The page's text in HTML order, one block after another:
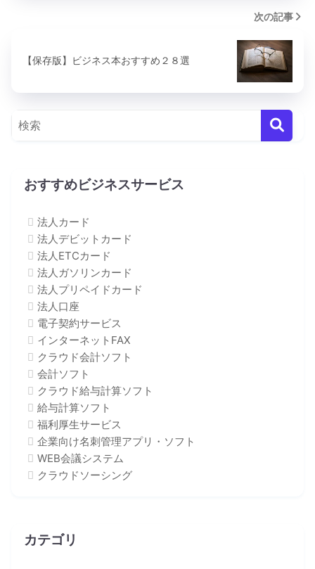
次の記事
【保存版】ビジネス本おすすめ２８選
おすすめビジネスサービス
法人カード
法人デビットカード
法人ETCカード
法人ガソリンカード
法人プリペイドカード
法人口座
電子契約サービス
インターネットFAX
クラウド会計ソフト
会計ソフト
クラウド給与計算ソフト
給与計算ソフト
福利厚生サービス
企業向け名刺管理アプリ・ソフト
WEB会議システム
クラウドソーシング
カテゴリ